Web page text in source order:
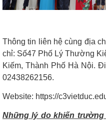
Thông tin liên hệ cùng địa
chỉ: Số47 Phố Lý Thường
Kiếm, Thành Phố Hà Nội.
02438262156.
Website: https://
Những lý do khiến